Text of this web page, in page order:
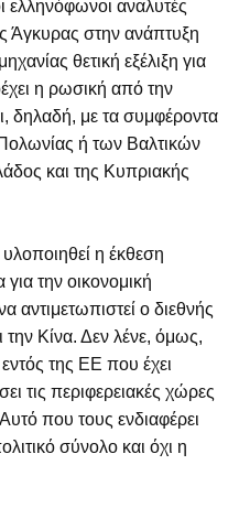
ελληνόφωνοι αναλυτές
Άγκυρας στην ανάπτυξη
θετική εξέλιξη για
η ρωσική από την
δηλαδή, με τα συμφέροντα
ή των Βαλτικών
και της Κυπριακής
η έκθεση
την οικονομική
ο διεθνής
Κίνα. Δεν λένε, όμως,
της ΕΕ που έχει
τις περιφερειακές χώρες
που τους ενδιαφέρει
σύνολο και όχι η